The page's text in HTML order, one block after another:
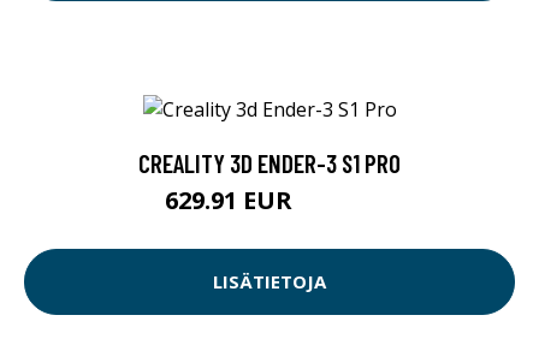
CREALITY 3D ENDER-3 S1 PRO
629.91 EUR
LISÄTIETOJA